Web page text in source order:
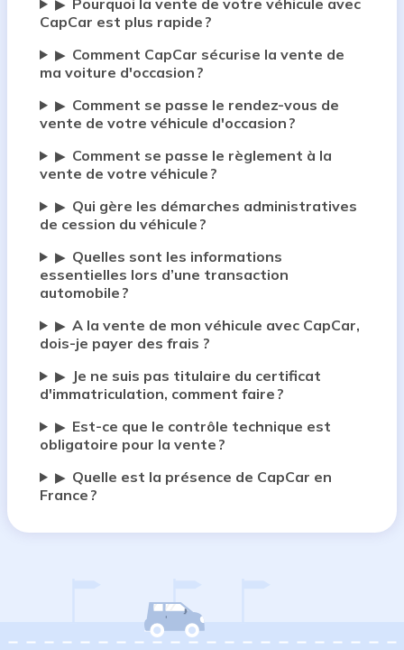
▶
Pourquoi la vente de votre véhicule avec
CapCar est plus rapide ?
▶ Comment CapCar sécurise la vente de
ma voiture d'occasion ?
▶ Comment se passe le rendez-vous de
vente de votre véhicule d'occasion ?
▶ Comment se passe le règlement à la
vente de votre véhicule ?
▶ Qui gère les démarches administratives
de cession du véhicule ?
▶ Quelles sont les informations
essentielles lors d’une transaction
automobile ?
▶ A la vente de mon véhicule avec CapCar,
dois-je payer des frais ?
▶
Je ne suis pas titulaire du certificat
d'immatriculation, comment faire ?
▶ Est-ce que le contrôle technique est
obligatoire pour la vente ?
▶ Quelle est la présence de CapCar en
France ?